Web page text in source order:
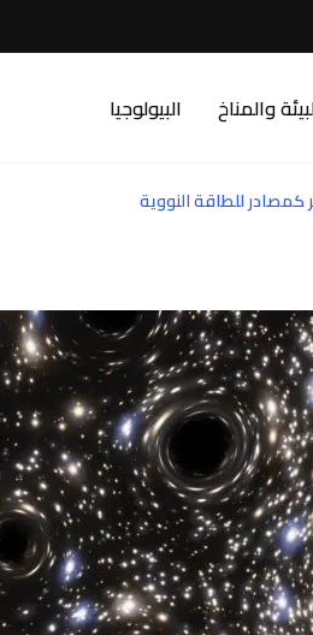
والمناخ البيولوجيا
كمصادر للطاقة النووية